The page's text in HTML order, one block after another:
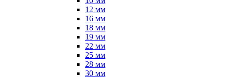
12 мм
16 мм
18 мм
19 мм
22 мм
25 мм
28 мм
30 мм